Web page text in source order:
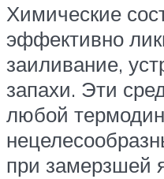
Химические
эффективно
заиливание,
запахи. Эти
любой
при замерзшей